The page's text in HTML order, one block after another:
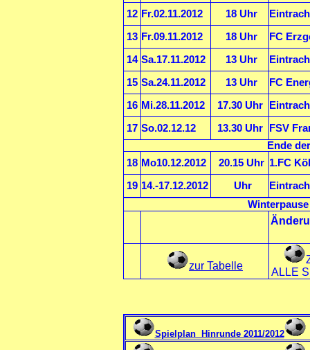
12 Fr.02.11.2012 18 Uhr
13 Fr.09.11.2012 18 Uhr FC
14 Sa.17.11.2012 13 Uhr
15 Sa.24.11.2012 13 Uhr FC
16 Mi.28.11.2012 17.30 Uhr
17 So.02.12.12 13.30 Uhr
FSV
Ende
18 Mo10.12.2012 20.15 Uhr 1.FC
19 14.-17.12.2012 Uhr
Winterpause
zur Tabelle
ALLE
Spielplan Hinrunde 2011/2012